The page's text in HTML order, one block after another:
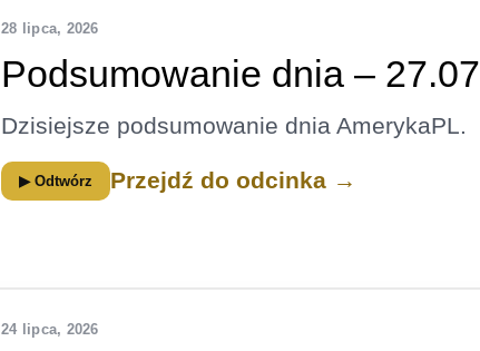
28 lipca, 2026
Podsumowanie dnia – 27.07
Dzisiejsze podsumowanie dnia AmerykaPL.
▶ Odtwórz Przejdź do odcinka →
24 lipca, 2026